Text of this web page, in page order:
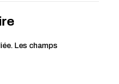
Les champs